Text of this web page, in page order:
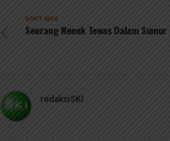
DON'T MISS
Seorang Nenek Tewas Dalam Sumur
redaksiSKI